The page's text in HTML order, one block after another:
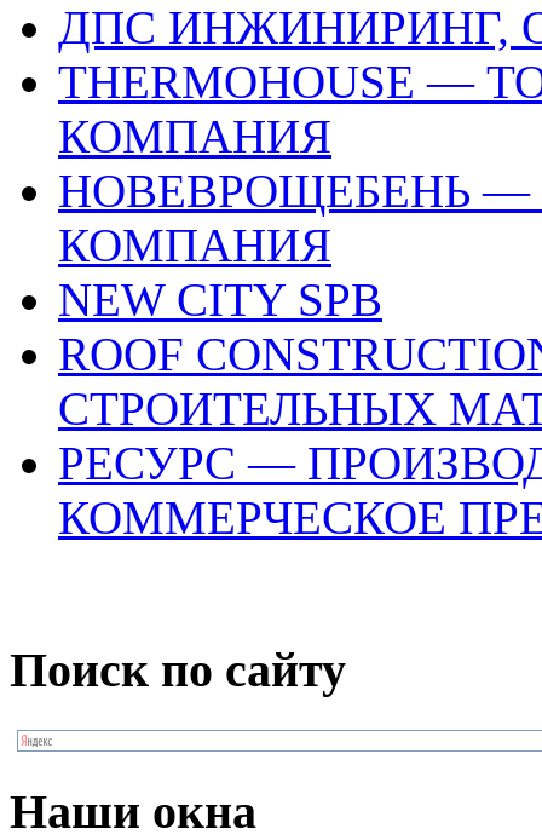
ДПС ИНЖИНИРИНГ,
THERMOHOUSE
КОМПАНИЯ
НОВЕВРОЩЕБЕНЬ —
КОМПАНИЯ
NEW CITY SPB
ROOF
СТРОИТЕЛЬНЫХ
РЕСУРС —
КОММЕРЧЕСКОЕ
Поиск по сайту
Наши окна